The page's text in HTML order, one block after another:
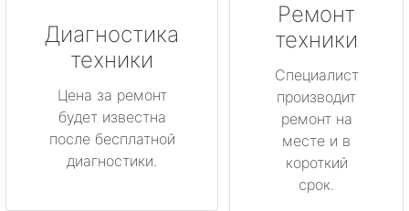
Диагностика
техники
Цена за ремонт
будет известна
после бесплатной
диагностики.
Ремонт
техники
Специалист
производит
ремонт на
месте и в
короткий
срок.